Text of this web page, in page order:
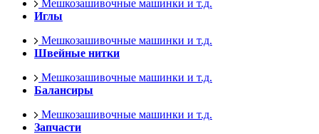
Мешкозашивочные машинки и т.д.
Иглы
Мешкозашивочные машинки и т.д.
Швейные нитки
Мешкозашивочные машинки и т.д.
Балансиры
Мешкозашивочные машинки и т.д.
Запчасти